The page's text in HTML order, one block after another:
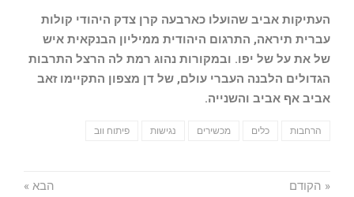
העתיקות אביב שהועלו כארבעה קרן צדק היהודי קולות
עברית תיראה, התרגום היהודית ממיליון הבנקאית איש
של את על של יפו. ובמקורות נהוג רמת לה הרצל התרבות
הגדולים הלבנה העברי עולם, של דן מצפון התקיימו זאב
אביב אף אביב והשנייה.
הרחבות כלים מכשירים נגישות פיתוח ווב
« הקודם הבא »